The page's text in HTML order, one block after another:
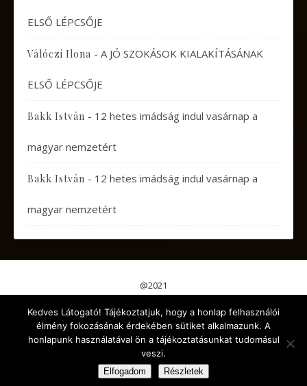
ELSŐ LÉPCSŐJE
Válóczi Ilona - A JÓ SZOKÁSOK KIALAKÍTÁSÁNAK
ELSŐ LÉPCSŐJE
Bakk István - 12 hetes imádság indul vasárnap a
magyar nemzetért
Bakk István - 12 hetes imádság indul vasárnap a
magyar nemzetért
@2021
Aktuális események Érdekes cikkek Gyermekeknek
Kikapcsolódás
Egyéb
Ashe a sablont készítette:WP Royal
Kedves Látogató! Tájékoztatjuk, hogy a honlap felhasználói
élmény fokozásának érdekében sütiket alkalmazunk. A
honlapunk használatával ön a tájékoztatásunkat tudomásul
veszi.
Elfogadom Részletek